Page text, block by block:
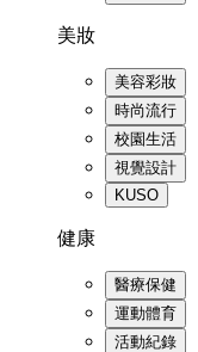
美妝
美容彩妝
時尚流行
校園生活
視覺設計
KUSO
健康
醫療保健
運動體育
活動紀錄